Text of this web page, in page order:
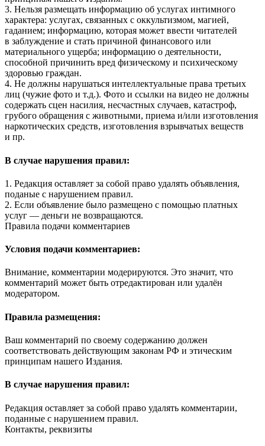
3. Нельзя размещать информацию об услугах интимного
характера: услугах, связанных с оккультизмом, магией,
гаданием; информацию, которая может ввести читателей
в заблуждение и стать причиной финансового или
материального ущерба; информацию о деятельности,
способной причинить вред физическому и психическому
здоровью граждан.
4. Не должны нарушаться интеллектуальные права третьих
лиц (чужие фото и т.д.). Фото и ссылки на видео не должны
содержать сцен насилия, несчастных случаев, катастроф,
грубого обращения с животными, приема и/или изготовления
наркотических средств, изготовления взрывчатых веществ
и пр.
В случае нарушения правил:
1. Редакция оставляет за собой право удалять объявления,
поданые с нарушением правил.
2. Если объявление было размещено с помощью платных
услуг — деньги не возвращаются.
Правила подачи комментариев
Условия подачи комментариев:
Внимание, комментарии модерируются. Это значит, что
комментарий может быть отредактирован или удалён
модератором.
Правила размещения:
Ваш комментарий по своему содержанию должен
соответствовать действующим законам РФ и этическим
принципам нашего Издания.
В случае нарушения правил:
Редакция оставляет за собой право удалять комментарии,
поданные с нарушением правил.
Контакты, реквизиты